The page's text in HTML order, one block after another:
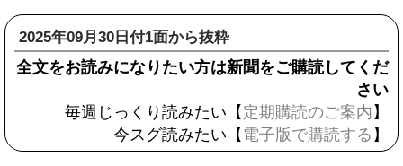
2025年09月30日付1面から抜粋
全文をお読みになりたい方は新聞をご購読してくだ
さい
毎週じっくり読みたい【 定期購読のご案内 】
今スグ読みたい【 電子版で購読する 】